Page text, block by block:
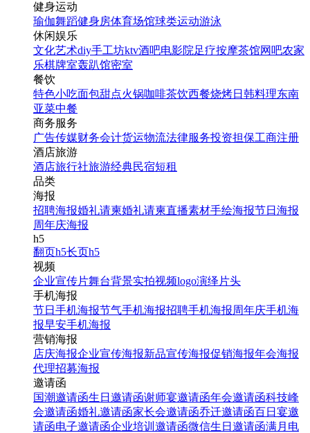
健身运动
瑜伽舞蹈健身房体育场馆球类运动游泳
休闲娱乐
文化艺术diy手工坊ktv酒吧电影院足疗按摩茶馆网吧农家
乐棋牌室轰趴馆密室
餐饮
特色小吃面包甜点火锅咖啡茶饮西餐烧烤日韩料理东南
亚菜中餐
商务服务
广告传媒财务会计货运物流法律服务投资担保工商注册
酒店旅游
酒店旅行社旅游经典民宿短租
品类
海报
招聘海报婚礼请柬婚礼请柬直播素材手绘海报节日海报
周年庆海报
h5
翻页h5长页h5
视频
企业宣传片舞台背景实拍视频logo演绎 片头
手机海报
节日手机海报节气手机海报招聘手机海报周年庆手机海
报早安手机海报
营销海报
店庆海报企业宣传海报新品宣传海报促销海报年会海报
代理招募海报
邀请函
国潮邀请函生日邀请函谢师宴邀请函年会邀请函科技峰
会邀请函婚礼邀请函家长会邀请函乔迁邀请函百日宴邀
请函电子邀请函企业培训邀请函微信生日邀请函满月电